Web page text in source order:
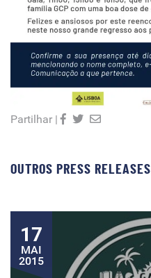
Partilhar |
OUTROS PRESS RELEASES
17
MAI
2015